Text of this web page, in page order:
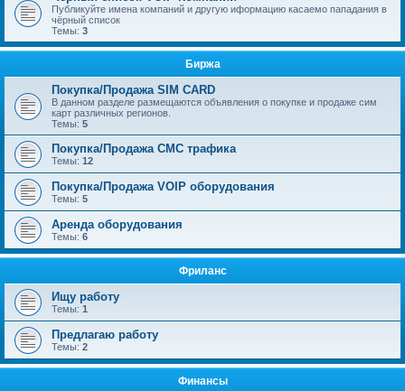
Публикуйте имена компаний и другую иформацию касаемо пападания в
чёрный список
Темы: 3
Биржа
Покупка/Продажа SIM CARD
В данном разделе размещаются объявления о покупке и продаже сим
карт различных регионов.
Темы: 5
Покупка/Продажа СМС трафика
Темы: 12
Покупка/Продажа VOIP оборудования
Темы: 5
Аренда оборудования
Темы: 6
Фриланс
Ищу работу
Темы: 1
Предлагаю работу
Темы: 2
Финансы